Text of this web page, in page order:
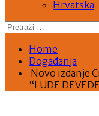
menu
Hrvatska
Pretraži:
Home
Događanja
Novo izdanje
“LUDE